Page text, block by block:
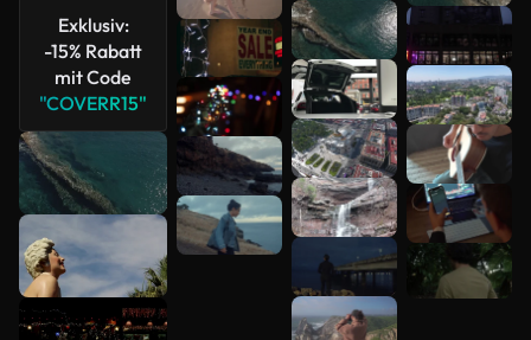
Exklusiv:
-15% Rabatt
mit Code
"COVERR15"
anzeigen